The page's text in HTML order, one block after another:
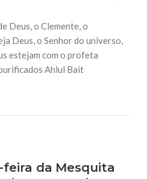
Deus, o Clemente, o
Deus, o Senhor do universo,
estejam com o profeta
purificados Ahlul Bait
da Mesquita